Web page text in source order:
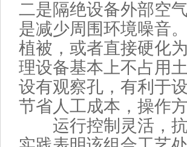
二是隔绝设备外部空
是减少周围环境噪音
植被，或者直接硬化
理设备基本上不占用
设有观察孔，有利于
节省人工成本，操作方
运行控制灵活，抗